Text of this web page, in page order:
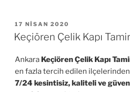
YAYIM
TARIHI
17 NISAN 2020
Keçiören Çelik Kapı
Ankara Keçiören Çelik Kapı
en fazla tercih edilen
7/24 kesintisiz, kaliteli ve